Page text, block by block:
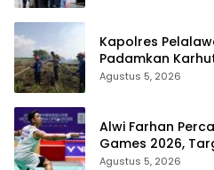
Kapolres
Padamkan
Kerumutan,
Agustus 5, 2026
Alwi Farhan
Games 2026,
Games
Agustus 5, 2026